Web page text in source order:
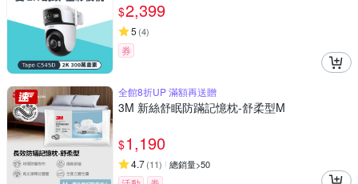
G/IP66/Tapo C545D)
$2,399
5 (4)
券
全館8折UP 滿額再送贈
3M 新絲舒眠防蹣記憶枕-舒柔型M
$1,190
4.7(11) 總銷量>50